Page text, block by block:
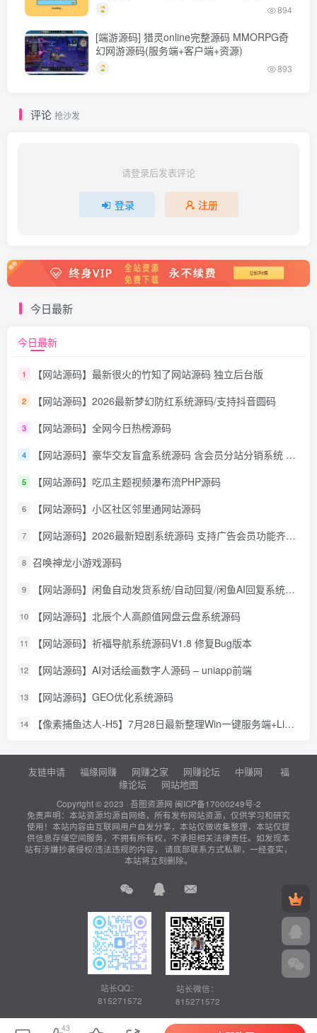
894
[端游源码] 猎灵online完整源码 MMORPG奇
幻网游源码(服务端+客户端+资源)
893
评论 抢沙发
请登录后发表评论
登录 注册
今日最新
今日最新
1 【网站源码】最新很火的竹知了网站源码 独立后台版
2 【网站源码】2026最新梦幻防红系统源码/支持抖音圆码
3 【网站源码】全网今日热榜源码
4 【网站源码】豪华交友盲盒系统源码 含会员分站分销系统 可易支付
5 【网站源码】吃瓜主题视频瀑布流PHP源码
6 【网站源码】小区社区邻里通网站源码
7 【网站源码】2026最新短剧系统源码 支持广告会员功能齐全短剧源码
8 召唤神龙小游戏源码
9 【网站源码】闲鱼自动发货系统/自动回复/闲鱼AI回复系统源码
10 【网站源码】北辰个人高颜值网盘云盘系统源码
11 【网站源码】祈福导航系统源码V1.8 修复Bug版本
12 【网站源码】AI对话绘画数字人源码 – uniapp前端
13 【网站源码】GEO优化系统源码
14 【像素捕鱼达人-H5】7月28日最新整理Win一键服务端+Linux服务端-三网捕鱼网页游戏-带详细文本搭建教程-上传网站即玩
友链申请 福缘网赚 网赚之家 网赚论坛 中赚网
福
缘论坛
网站地图
Copyright © 2023 · 吾图资源网 闽ICP备17000249号-2
免责声明：本站资源均源自网络，所有发布网站资源，仅供学习和研究
使用！本站内容由互联网用户自发分享，本站仅做收集整理，本站仅提
供信息存储空间服务，不拥有所有权，不承担相关法律责任。如发现本
站有涉嫌抄袭侵权/违法违规的内容， 请底部联系方式私聊，一经查实，
本站将立刻删除。
站长QQ：
815271572
站长微信：
815271572
43